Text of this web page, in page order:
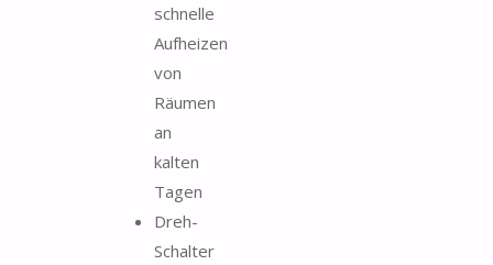
schnelle
Aufheizen
von
Räumen
an
kalten
Tagen
Dreh-
Schalter